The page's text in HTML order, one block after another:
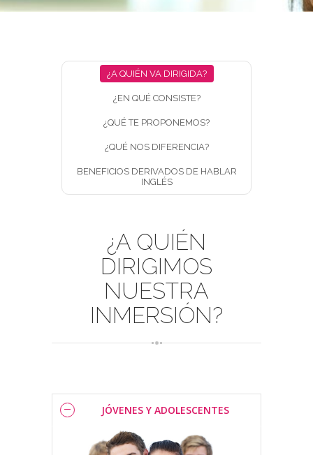
¿A QUIÉN VA DIRIGIDA?
¿EN QUÉ CONSISTE?
¿QUÉ TE PROPONEMOS?
¿QUÉ NOS DIFERENCIA?
BENEFICIOS DERIVADOS DE HABLAR
INGLÉS
¿A QUIÉN
DIRIGIMOS
NUESTRA
INMERSIÓN?
JÓVENES Y ADOLESCENTES